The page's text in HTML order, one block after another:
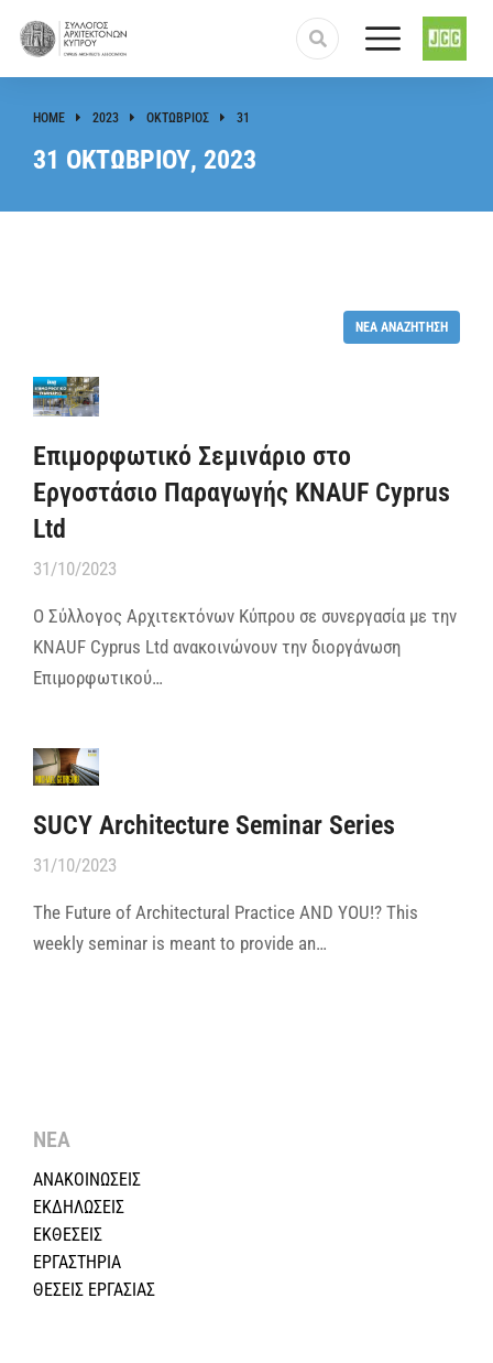
You are here:
HOME 2023 ΟΚΤΏΒΡΙΟΣ 31
31 ΟΚΤΩΒΡΊΟΥ, 2023
ΝΈΑ ΑΝΑΖΉΤΗΣΗ
Επιμορφωτικό Σεμινάριο στο
Εργοστάσιο Παραγωγής KNAUF Cyprus
Ltd
31/10/2023
Ο Σύλλογος Αρχιτεκτόνων Κύπρου σε συνεργασία με την
KNAUF Cyprus Ltd ανακοινώνουν την διοργάνωση
Επιμορφωτικού…
SUCY Architecture Seminar Series
31/10/2023
The Future of Architectural Practice AND YOU!? This
weekly seminar is meant to provide an…
ΝΕΑ
ΑΝΑΚΟΙΝΩΣΕΙΣ
ΕΚΔΗΛΩΣΕΙΣ
ΕΚΘΕΣΕΙΣ
ΕΡΓΑΣΤΗΡΙΑ
ΘΕΣΕΙΣ ΕΡΓΑΣΙΑΣ